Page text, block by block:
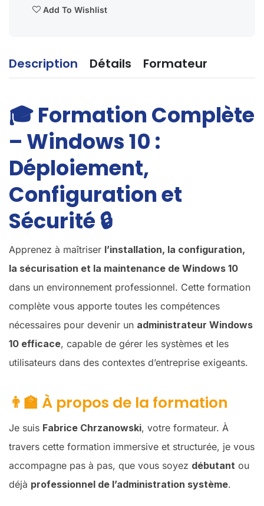
Description Détails Formateur
🎓Formation Complète
– Windows 10 :
Déploiement,
Configuration et
Sécurité🔒
Apprenez à maîtriser l’installation, la configuration,
la sécurisation et la maintenance de Windows 10
dans un environnement professionnel. Cette formation
complète vous apporte toutes les compétences
nécessaires pour devenir un administrateur Windows
10 efficace, capable de gérer les systèmes et les
utilisateurs dans des contextes d’entreprise exigeants.
👨‍🏫 À propos de la formation
Je suis Fabrice Chrzanowski, votre formateur. À
travers cette formation immersive et structurée, je vous
accompagne pas à pas, que vous soyez débutant ou
déjà professionnel de l’administration système.
Add To Wishlist